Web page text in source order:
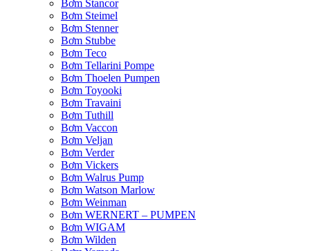
Bơm Stancor
Bơm Steimel
Bơm Stenner
Bơm Stubbe
Bơm Teco
Bơm Tellarini Pompe
Bơm Thoelen Pumpen
Bơm Toyooki
Bơm Travaini
Bơm Tuthill
Bơm Vaccon
Bơm Veljan
Bơm Verder
Bơm Vickers
Bơm Walrus Pump
Bơm Watson Marlow
Bơm Weinman
Bơm WERNERT – PUMPEN
Bơm WIGAM
Bơm Wilden